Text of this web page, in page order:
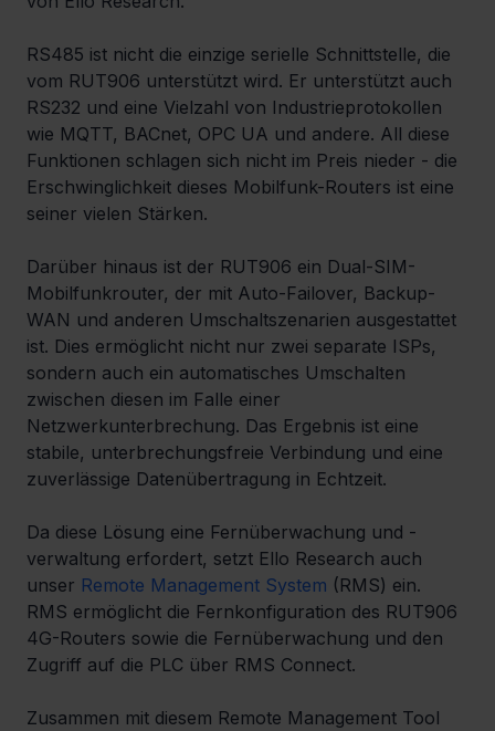
RS485 ist nicht die einzige serielle Schnittstelle, die
vom RUT906 unterstützt wird. Er unterstützt auch
RS232 und eine Vielzahl von Industrieprotokollen
wie MQTT, BACnet, OPC UA und andere. All diese
Funktionen schlagen sich nicht im Preis nieder - die
Erschwinglichkeit dieses Mobilfunk-Routers ist eine
seiner vielen Stärken.
Darüber hinaus ist der RUT906 ein Dual-SIM-
Mobilfunkrouter, der mit Auto-Failover, Backup-
WAN und anderen Umschaltszenarien ausgestattet
ist. Dies ermöglicht nicht nur zwei separate ISPs,
sondern auch ein automatisches Umschalten
zwischen diesen im Falle einer
Netzwerkunterbrechung. Das Ergebnis ist eine
stabile, unterbrechungsfreie Verbindung und eine
zuverlässige Datenübertragung in Echtzeit.
Da diese Lösung eine Fernüberwachung und -
verwaltung erfordert, setzt Ello Research auch
unser Remote Management System (RMS) ein.
RMS ermöglicht die Fernkonfiguration des RUT906
4G-Routers sowie die Fernüberwachung und den
Zugriff auf die PLC über RMS Connect.
Zusammen mit diesem Remote Management Tool